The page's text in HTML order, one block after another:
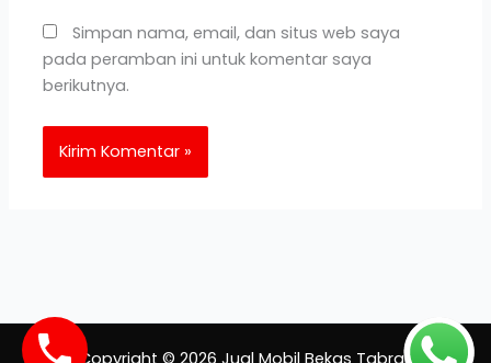
Simpan nama, email, dan situs web saya
pada peramban ini untuk komentar saya
berikutnya.
Copyright © 2026 Jual Mobil Bekas Tabrak